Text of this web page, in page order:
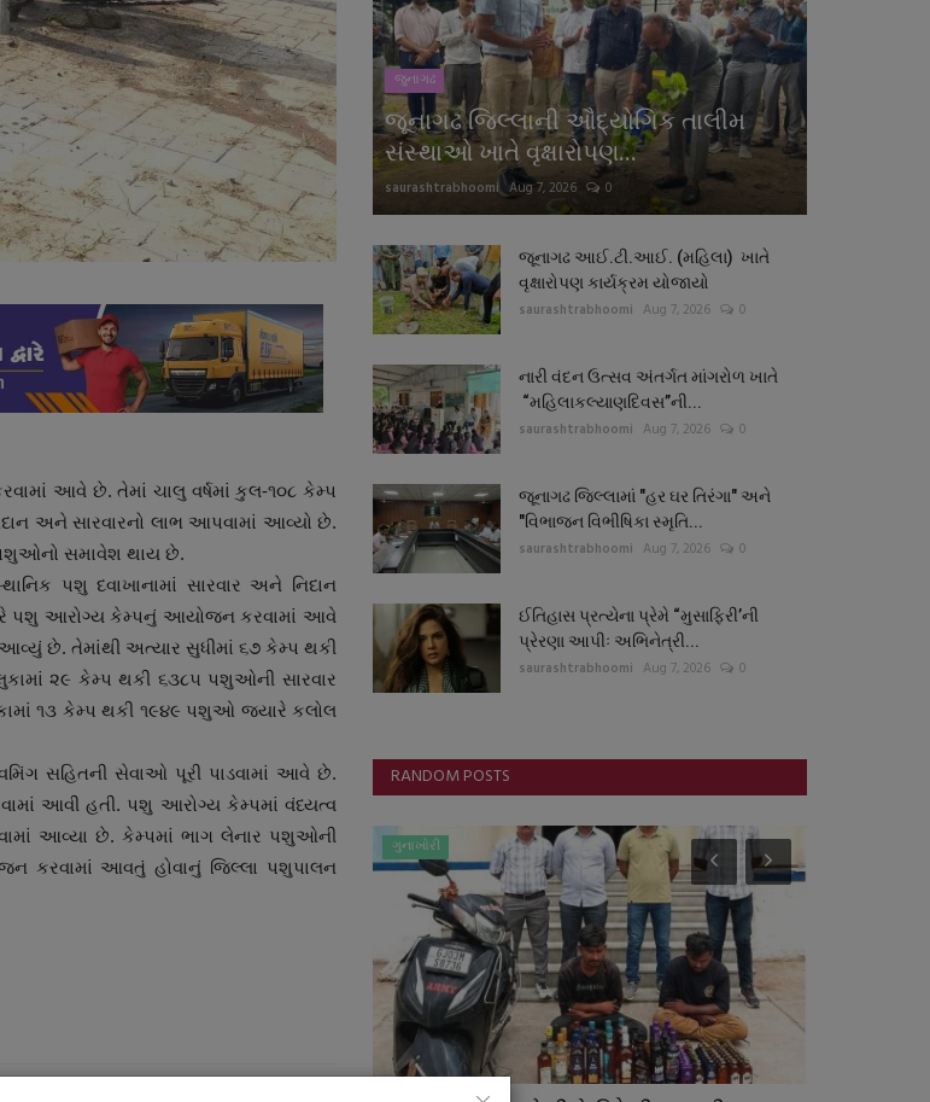
આવે છે. તેમાં ચાલુ વર્ષમાં કુલ-૧૦૮ કેમ્પ
અને સારવારનો લાભ આપવામાં આવ્યો છે.
સમાવેશ થાય છે.
પશુ દવાખાનામાં સારવાર અને નિદાન
પશુ આરોગ્ય કેમ્પનું આયોજન કરવામાં આવે
છે. તેમાંથી અત્યાર સુધીમાં ૬૭ કેમ્પ થકી
૨૯ કેમ્પ થકી ૬૩૮૫ પશુઓની સારવાર
૧૩ કેમ્પ થકી ૧૯૪૯ પશુઓ જ્યારે કલોલ
સહિતની સેવાઓ પૂરી પાડવામાં આવે છે.
આવી હતી. પશુ આરોગ્ય કેમ્પમાં વંધ્યત્વ
આવ્યા છે. કેમ્પમાં ભાગ લેનાર પશુઓની
કરવામાં આવતું હોવાનું જિલ્લા પશુપાલન
જુનાગઢ
જૂનાગઢ જિલ્લાની ઔદ્યોગિક તાલીમ
સંસ્થાઓ ખાતે વૃક્ષારોપણ...
saurashtrabhoomi Aug 7, 2026 0
જૂનાગઢ આઈ.ટી.આઈ. (મહિલા) ખાતે
વૃક્ષારોપણ કાર્યક્રમ યોજાયો
saurashtrabhoomi Aug 7, 2026 0
નારી વંદન ઉત્સવ અંતર્ગત માંગરોળ ખાતે
“મહિલાકલ્યાણદિવસ”ની...
saurashtrabhoomi Aug 7, 2026 0
જૂનાગઢ જિલ્લામાં "હર ઘર તિરંગા" અને
"વિભાજન વિભીષિકા સ્મૃતિ...
saurashtrabhoomi Aug 7, 2026 0
ઈતિહાસ પ્રત્યેના પ્રેમે “મુસાફિરી’ની
પ્રેરણા આપીઃ અભિનેત્રી...
saurashtrabhoomi Aug 7, 2026 0
RANDOM POSTS
બોલિવૂડ